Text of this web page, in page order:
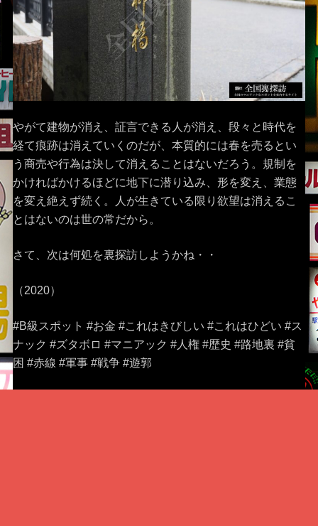
やがて建物が消え、証言できる人が消え、段々と時代を
経て痕跡は消えていくのだが、本質的には春を売るとい
う商売や行為は決して消えることはないだろう。規制を
かければかけるほどに地下に潜り込み、形を変え、業態
を変え絶えず続く。人が生きている限り欲望は消えるこ
とはないのは世の常だから。
さて、次は何処を裏探訪しようかね・・
（2020）
#B級スポット #お金 #これはきびしい #これはひどい #ス
ナック #ズタボロ #マニアック #人権 #歴史 #路地裏 #貧
困 #赤線 #軍事 #戦争 #遊郭